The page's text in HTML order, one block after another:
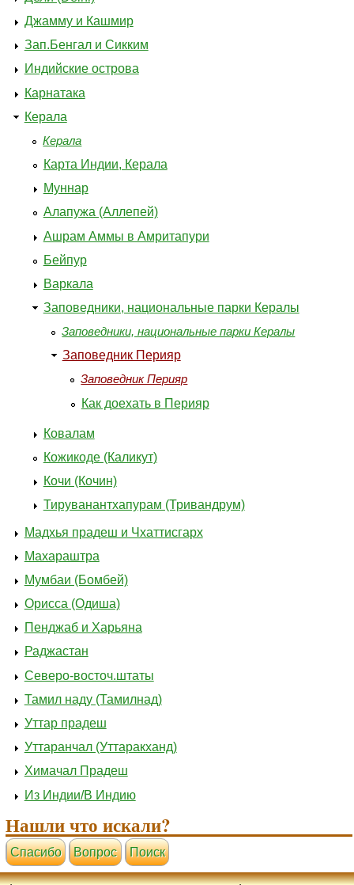
Джамму и Кашмир
Зап.Бенгал и Сикким
Индийские острова
Карнатака
Керала
Керала
Карта Индии, Керала
Муннар
Алапужа (Аллепей)
Ашрам Аммы в Амритапури
Бейпур
Варкала
Заповедники, национальные парки Кералы
Заповедники, национальные парки Кералы
Заповедник Перияр
Заповедник Перияр
Как доехать в Перияр
Ковалам
Кожикоде (Каликут)
Кочи (Кочин)
Тируванантхапурам (Тривандрум)
Мадхья прадеш и Чхаттисгарх
Махараштра
Мумбаи (Бомбей)
Орисса (Одиша)
Пенджаб и Харьяна
Раджастан
Северо-восточ.штаты
Тамил наду (Тамилнад)
Уттар прадеш
Уттаранчал (Уттаракханд)
Химачал Прадеш
Из Индии/В Индию
Нашли что искали?
Cпасибо Вопрос Поиск